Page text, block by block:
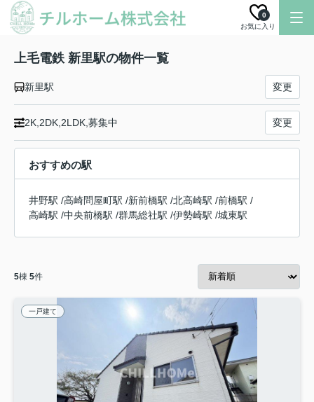
お気に入り
0
上毛電鉄 新里駅の物件一覧
新里駅 変更
2K,2DK,2LDK,募集中 変更
おすすめの駅
井野駅 /高崎問屋町駅 /新前橋駅 /北高崎駅 /前橋駅 /
高崎駅 /中央前橋駅 /群馬総社駅 /伊勢崎駅 /城東駅
5棟 5件
一戸建て